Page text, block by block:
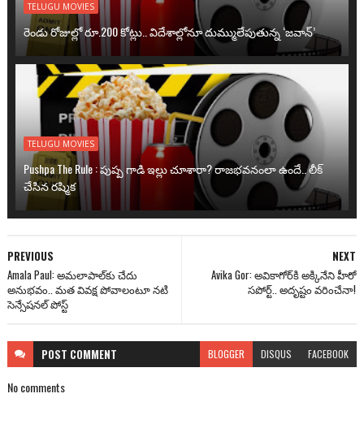
TELUGU MOVIES
రెండు రోజుల్లో రూ.200 కోట్లు.. విదేశాల్లోనూ దుమ్ములేపుతున్న ‘జవాన్’
TELUGU MOVIES
Pushpa The Rule : పుష్ప గాడి ఇల్లు చూశారా? రాజభవనంలా ఉందే.. లీక్
చేసిన రష్మిక
NEXT
Avika Gor: అవికాగోర్‌కి అక్కినేని హీరో
స‌పోర్ట్‌.. అదృష్టం వ‌రించేనా!
PREVIOUS
Amala Paul: అమ‌లాపాల్‌కు చేదు
అనుభ‌వం.. మ‌త వివ‌క్ష పోవాలంటూ న‌టి
సెన్సేష‌న‌ల్ పోస్ట్‌
POST COMMENT BLOGGER DISQUS FACEBOOK
No comments